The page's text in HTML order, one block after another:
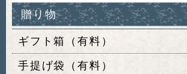
贈り物
ギフト箱（有料）
手提げ袋（有料）